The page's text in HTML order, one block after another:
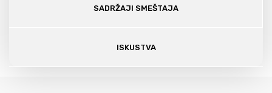
SADRŽAJI SMEŠTAJA
ISKUSTVA